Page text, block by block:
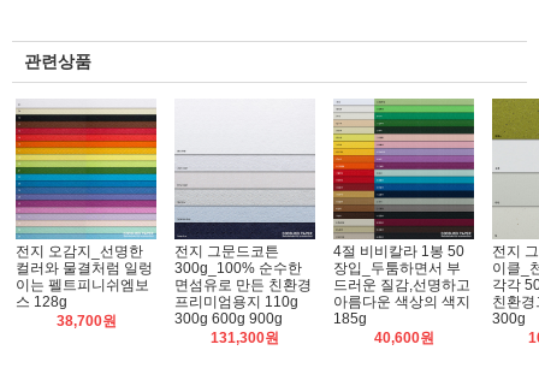
관련상품
전지 오감지_선명한
컬러와 물결처럼 일렁
이는 펠트피니쉬엠보
스 128g
38,700원
전지 그문드코튼
300g_100% 순수한
면섬유로 만든 친환경
프리미엄용지 110g
300g 600g 900g
131,300원
4절 비비칼라 1봉 50
장입_두툼하면서 부
드러운 질감,선명하고
아름다운 색상의 색지
185g
40,600원
전지
이클_
각각
친환
300g